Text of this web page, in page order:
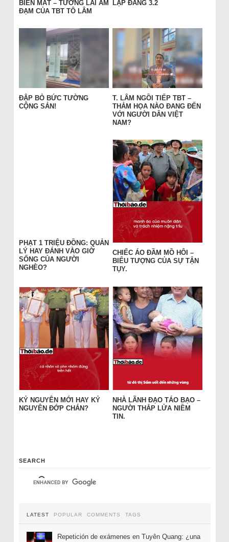
BIẾN MẤT – TƯƠNG LAI ẢM
ĐẠM CỦA TBT TÔ LÂM
LẬP ĐẢNG 3.2
ĐẬP BỎ BỨC TƯỜNG
CỘNG SẢN!
T. LÂM NGỒI TIẾP TBT –
THẢM HỌA NÀO ĐANG ĐẾN
VỚI NGƯỜI DÂN VIỆT
NAM?
PHẠT 1 TRIỆU ĐỒNG: QUẢN
LÝ HAY ĐÁNH VÀO GIỜ
SỐNG CỦA NGƯỜI
NGHÈO?
CHIẾC ÁO ĐẦM MỒ HÔI –
BIỂU TƯỢNG CỦA SỰ TẬN
TỤY.
KỶ NGUYÊN MỚI HAY KỶ
NGUYÊN ĐỚP CHÁN?
NHÀ LÃNH ĐẠO TÁO BẠO –
NGƯỜI THẮP LỬA NIỀM
TIN.
SEARCH
LATEST POPULAR COMMENTS TAGS
Repetición de exámenes en Tuyên Quang: ¿una